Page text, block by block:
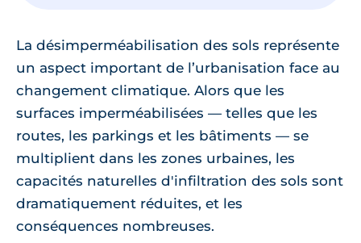
La désimperméabilisation des sols représente
un aspect important de l’urbanisation face au
changement climatique. Alors que les
surfaces imperméabilisées — telles que les
routes, les parkings et les bâtiments — se
multiplient dans les zones urbaines, les
capacités naturelles d'infiltration des sols sont
dramatiquement réduites, et les
conséquences nombreuses.